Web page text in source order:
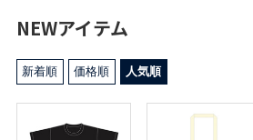
NEWアイテム
新着順 価格順 人気順